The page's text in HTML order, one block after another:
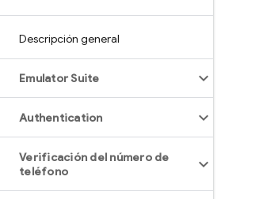
Descripción general
Emulator Suite
Authentication
Verificación del número de
teléfono